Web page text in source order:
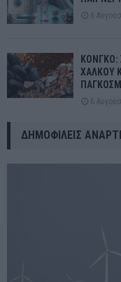
6
ΚΟΝΓΚΟ:
ΧΑΛΚΟΥ
6
ΔΗΜΟΦΙΛΕΊΣ